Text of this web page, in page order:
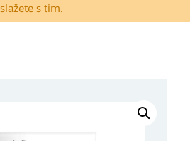
slažete s tim.